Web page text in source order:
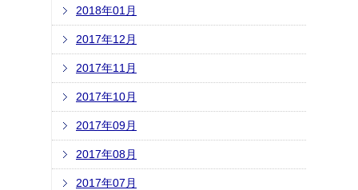
2018年01月
2017年12月
2017年11月
2017年10月
2017年09月
2017年08月
2017年07月